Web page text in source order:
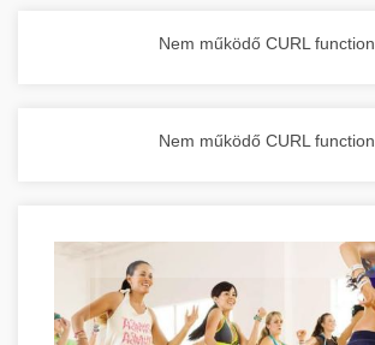
Nem működő CURL function.
Nem működő CURL function.